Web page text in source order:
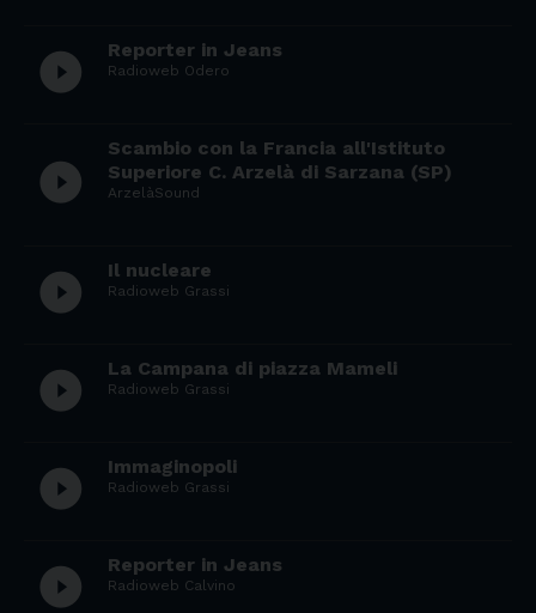
play_circle_filled Reporter in Jeans
Radioweb Odero
play_circle_filled
Scambio con la Francia all'Istituto
Superiore C. Arzelà di Sarzana (SP)
ArzelàSound
play_circle_filled Il nucleare
Radioweb Grassi
play_circle_filled La Campana di piazza Mameli
Radioweb Grassi
play_circle_filled Immaginopoli
Radioweb Grassi
play_circle_filled Reporter in Jeans
Radioweb Calvino